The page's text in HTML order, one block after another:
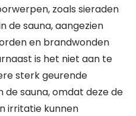
zoals sieraden
de sauna, aangezien
en brandwonden
is het niet aan te
sterk geurende
sauna, omdat deze de
irritatie kunnen